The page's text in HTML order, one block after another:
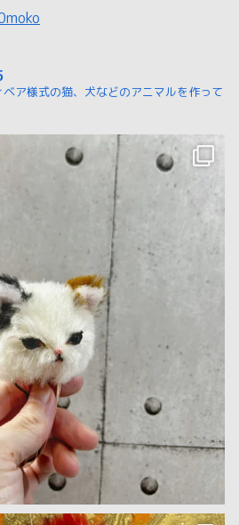
ア様式の猫、犬などのアニマルを作って